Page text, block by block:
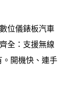
位儀錶板汽車
全：支援無線
開機快、連手